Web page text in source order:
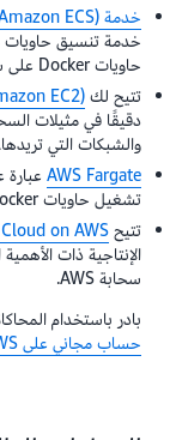
خدمة Amazon Elastic Container Service (Amazon ECS)
خدمة تنسيق حاويات
حاويات Docker على سحابة AWS.
تتيح لكEC2)
دقيقًا في مثيلات
والشبكات التي
AWS Fargate
تشغيل حاويات Docker بدون توزيع البنية التحتية أو إدارتها.
تتيحon AWS
الإنتاجية ذات
سحابة AWS.
بادر باستخدام
حساب مجاني على AWS